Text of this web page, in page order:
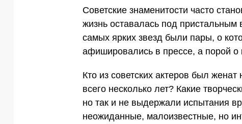
Советские знаменитости часто
жизнь оставалась под
самых ярких звезд были пары, о
афишировались в прессе, а порой
Кто из советских актеров был
всего несколько лет? Какие
но так и не выдержали испытания
неожиданные, малоизвестные, но